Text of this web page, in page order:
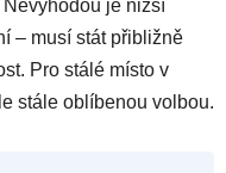
je nižší
– musí stát přibližně
Pro stálé místo v
stále oblíbenou volbou.